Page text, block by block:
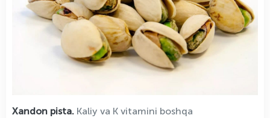
Xandon pista. Kaliy va K vitamini boshqa